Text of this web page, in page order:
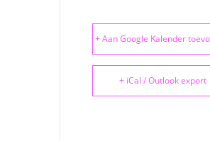
+ Aan Google Kalender
+ iCal / Outlook export